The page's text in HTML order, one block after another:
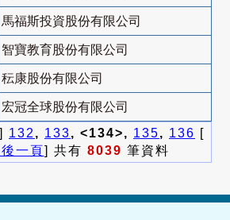
馬福斯投資股份有限公司
智寶教育股份有限公司
秐康股份有限公司
宏冠全球股份有限公司
] 132 , 133, <134>, 135, 136 [
一頁] 共有 8039 筆資料